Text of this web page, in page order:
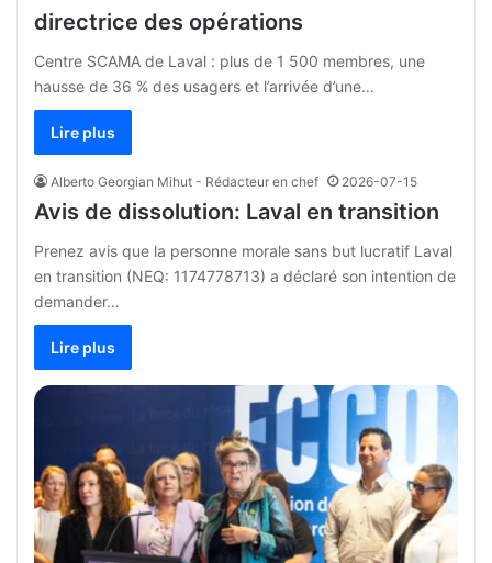
directrice des opérations
Centre SCAMA de Laval : plus de 1 500 membres, une
hausse de 36 % des usagers et l’arrivée d’une…
Lire plus
Alberto Georgian Mihut - Rédacteur en chef 2026-07-15
Avis de dissolution: Laval en transition
Prenez avis que la personne morale sans but lucratif Laval
en transition (NEQ: 1174778713) a déclaré son intention de
demander…
Lire plus